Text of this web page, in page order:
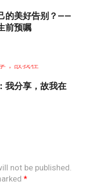
的美好告别？——
前预嘱
我分享，故我在
not be published.
*